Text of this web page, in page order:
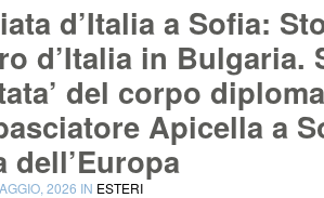
d’Italia a Sofia:
d’Italia in Bulgaria.
del corpo
Apicella a
dell’Europa
2026 IN ESTERI